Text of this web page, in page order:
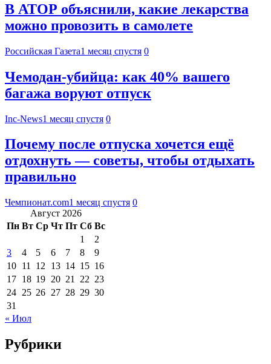
В АТОР объяснили, какие лекарства
можно провозить в самолете
Российская Газета1 месяц спустя 0
Чемодан-убийца: как 40% вашего
багажа воруют отпуск
Inc-News1 месяц спустя 0
Почему после отпуска хочется ещё
отдохнуть — советы, чтобы отдыхать
правильно
Чемпионат.com1 месяц спустя 0
Август 2026
Пн Вт Ср Чт Пт Сб Вс
1
2
3
4 5 6 7 8
9
10 11 12 13 14 15 16
17 18 19 20 21 22 23
24 25 26 27 28 29 30
31
« Июл
Рубрики